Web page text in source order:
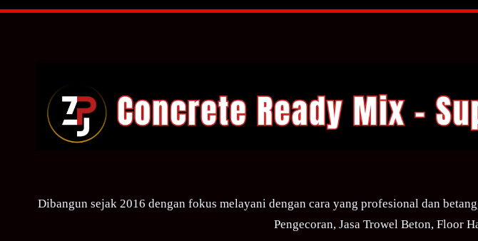
Dibangun sejak 2016 dengan fokus melayani dengan cara yang profesional dan
Pengecoran, Jasa Trowel Beton, Floor